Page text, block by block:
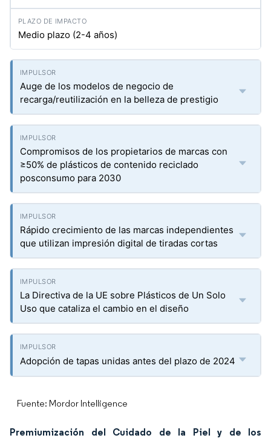
Medio plazo (2-4 años)
Auge de los modelos de negocio de
recarga/reutilización en la belleza de prestigio
Compromisos de los propietarios de marcas con
≥50% de plásticos de contenido reciclado
posconsumo para 2030
Rápido crecimiento de las marcas independientes
que utilizan impresión digital de tiradas cortas
La Directiva de la UE sobre Plásticos de Un Solo
Uso que cataliza el cambio en el diseño
Adopción de tapas unidas antes del plazo de 2024
Fuente: Mordor Intelligence
Premiumización del Cuidado de la Piel y de los